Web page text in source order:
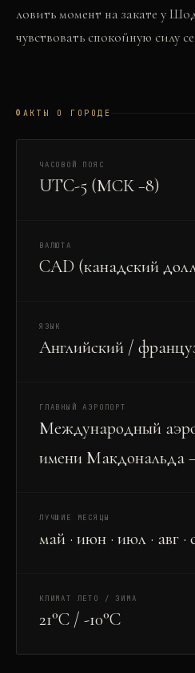
ловить момент на закате у
чувствовать спокойную силу
ФАКТЫ О ГОРОДЕ
ЧАСОВОЙ ПОЯС
UTC-5 (МСК −8)
ВАЛЮТА
CAD (канадский
ЯЗЫК
Английский /
ГЛАВНЫЙ АЭРОПОРТ
Международный
имени Макдональда
ЛУЧШИЕ МЕСЯЦЫ
май · июн · июл · авг ·
КЛИМАТ ЛЕТО / ЗИМА
21°C / -10°C